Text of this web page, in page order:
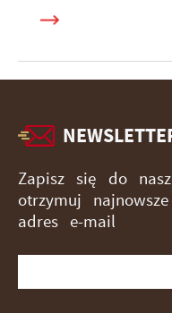
Zapisz się do
otrzymuj
adres e-mail